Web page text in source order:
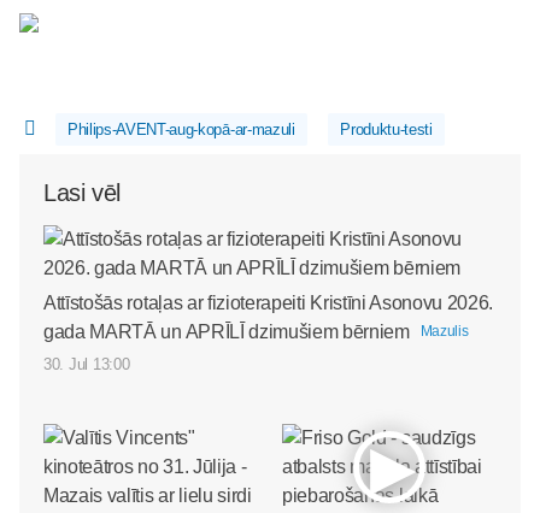
Philips-AVENT-aug-kopā-ar-mazuli Produktu-testi
Lasi vēl
Attīstošās rotaļas ar fizioterapeiti Kristīni Asonovu 2026.
gada MARTĀ un APRĪLĪ dzimušiem bērniem
Mazulis
30. Jul 13:00